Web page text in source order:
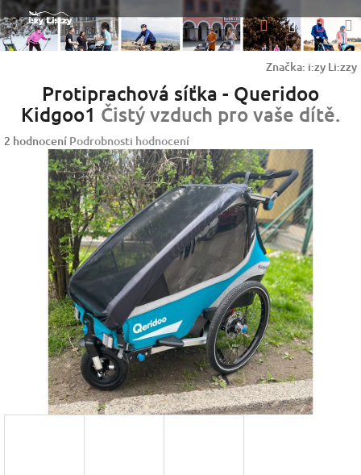
Přejít
na
obsah
HledatPřihlášení
Značka: i:zy Li:zzy
Protiprachová síťka - Queridoo
Kidgoo1 Čistý vzduch pro vaše dítě.
Průměrné
hodnocení
produktu
hvězdiček.
2 hodnocení Podrobnosti hodnocení